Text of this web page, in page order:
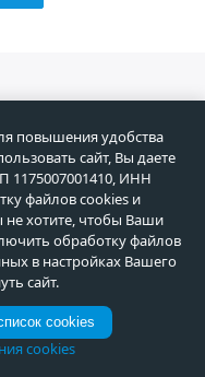
2026
парадных дверей в
поселке Раздоры
область)
с Днём
Основа индустрии
повышения удобства
сайт, Вы даете
ИНН
файлов cookies и
не хотите, чтобы Ваши
обработку файлов
в настройках Вашего
сайт.
cookies
cookies